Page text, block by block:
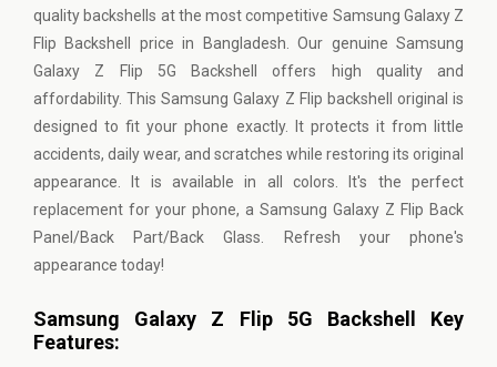
quality backshells at the most competitive Samsung Galaxy Z
Flip Backshell price in Bangladesh. Our genuine Samsung
Galaxy Z Flip 5G Backshell offers high quality and
affordability. This Samsung Galaxy Z Flip backshell original is
designed to fit your phone exactly. It protects it from little
accidents, daily wear, and scratches while restoring its original
appearance. It is available in all colors. It's the perfect
replacement for your phone, a Samsung Galaxy Z Flip Back
Panel/Back Part/Back Glass. Refresh your phone's
appearance today!
Samsung Galaxy Z Flip 5G Backshell Key
Features: